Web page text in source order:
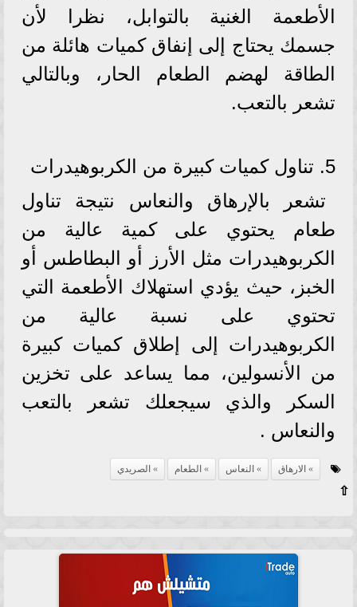
الأطعمة الغنية بالتوابل، نظرا لأن
جسمك يحتاج إلى إنفاق كميات هائلة من
الطاقة لهضم الطعام الحار، وبالتالي
تشعر بالتعب.
5. تناول كميات كبيرة من الكربوهيدرات
تشعر بالإرهاق والنعاس نتيجة تناول
طعام يحتوي على كمية عالية من
الكربوهيدرات مثل الأرز أو البطاطس أو
الخبز، حيث يؤدي استهلاك الأطعمة التي
تحتوي على نسبة عالية من
الكربوهيدرات إلى إطلاق كميات كبيرة
من الأنسولين، مما يساعد على تخزين
السكر والذي سيجعلك تشعر بالتعب
والنعاس .
الارهاق النعاس الطعام الصريدي
⇧